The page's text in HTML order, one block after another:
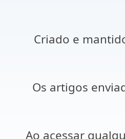
Criado e
Os artigos
Ao acessar